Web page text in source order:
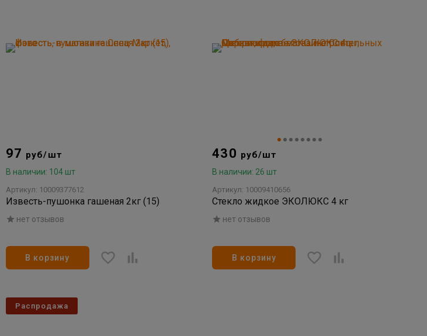
97 руб/шт
В наличии: 104 шт
Артикул: 10009377612
Известь-пушонка гашеная 2кг (15)
нет отзывов
В корзину
430 руб/шт
В наличии: 26 шт
Артикул: 10009410656
Стекло жидкое ЭКОЛЮКС 4 кг
нет отзывов
В корзину
Распродажа